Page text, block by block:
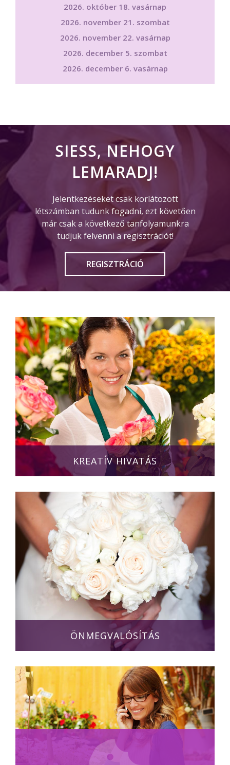
2026. október 18. vasárnap
2026. november 21. szombat
2026. november 22. vasárnap
2026. december 5. szombat
2026. december 6. vasárnap
SIESS, NEHOGY
LEMARADJ!
Jelentkezéseket csak korlátozott
létszámban tudunk fogadni, ezt követően
már csaka következő tanfolyamunkra
tudjuk felvenni a regisztrációt!
REGISZTRÁCIÓ
KREATÍV HIVATÁS
ÖNMEGVALÓSÍTÁS